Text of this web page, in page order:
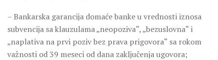
– Bankarska garancija domaće banke u vrednosti iznosa
subvencija sa klauzulama „neopoziva“, „bezuslovna“ i
„naplativa na prvi poziv bez prava prigovora“ sa rokom
važnosti od 39 meseci od dana zaključenja ugovora;